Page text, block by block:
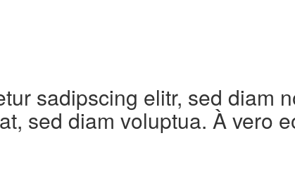
sadipscing elitr, sed diam
sed diam voluptua. À vero